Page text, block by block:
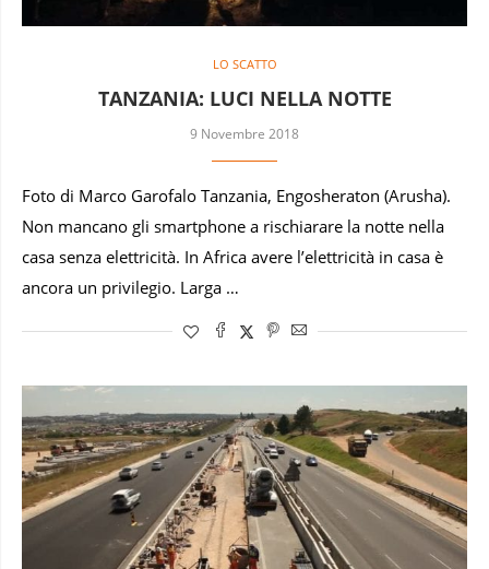
LO SCATTO
TANZANIA: LUCI NELLA NOTTE
9 Novembre 2018
Foto di Marco Garofalo Tanzania, Engosheraton (Arusha).
Non mancano gli smartphone a rischiarare la notte nella
casa senza elettricità. In Africa avere l’elettricità in casa è
ancora un privilegio. Larga …